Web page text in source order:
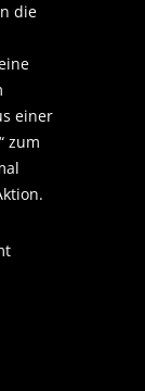
die
einer
zum